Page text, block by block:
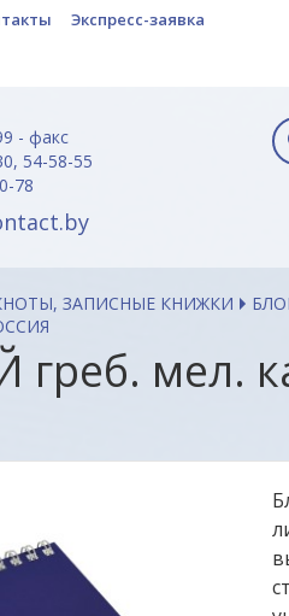
Экспресс-заявка
- факс
54-58-55
78
ЗАПИСНЫЕ КНИЖКИ
греб. мел.